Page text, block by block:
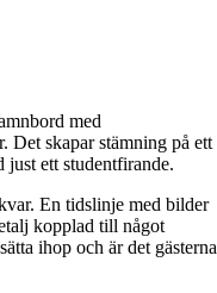
med
Det skapar stämning på ett
just ett studentfirande.
En tidslinje med bilder
kopplad till något
ihop och är det gästerna